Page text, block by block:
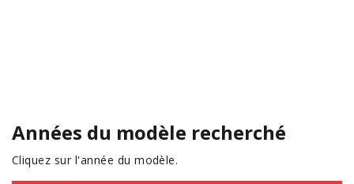
Années du modèle recherché
Cliquez sur l'année du modèle.